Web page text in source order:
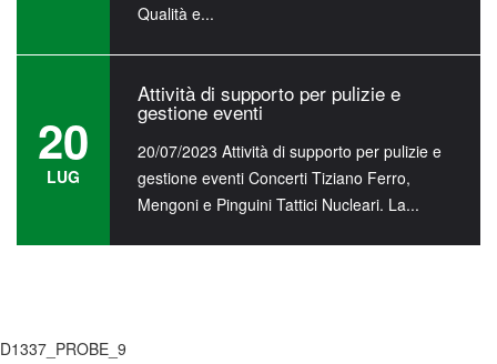
Qualità e...
20
LUG
Attività di supporto per pulizie e
gestione eventi
20/07/2023 Attività di supporto per pulizie e
gestione eventi Concerti Tiziano Ferro,
Mengoni e Pinguini Tattici Nucleari. La...
20